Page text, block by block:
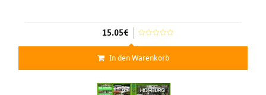
15.05€
In den Warenkorb